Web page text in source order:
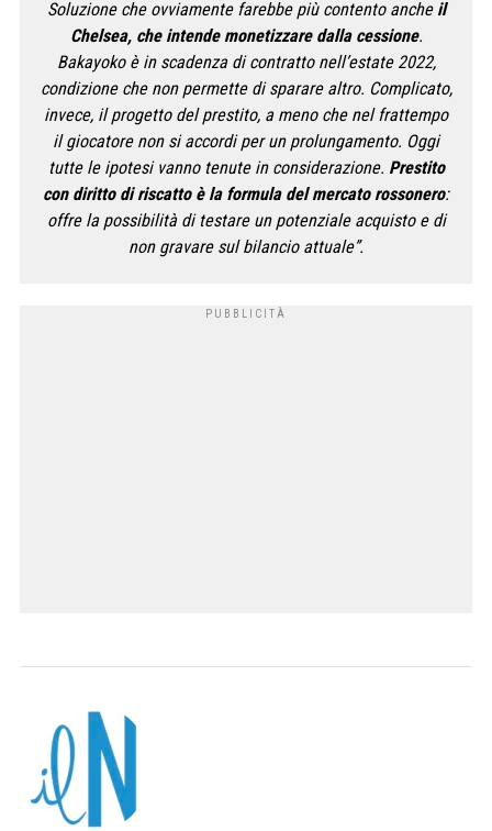
Soluzione che ovviamente farebbe più contento anche il
Chelsea, che intende monetizzare dalla cessione.
Bakayoko è in scadenza di contratto nell’estate 2022,
condizione che non permette di sparare altro. Complicato,
invece, il progetto del prestito, a meno che nel frattempo
il giocatore non si accordi per un prolungamento. Oggi
tutte le ipotesi vanno tenute in considerazione. Prestito
con diritto di riscatto è la formula del mercato rossonero:
offre la possibilità di testare un potenziale acquisto e di
non gravare sul bilancio attuale”.